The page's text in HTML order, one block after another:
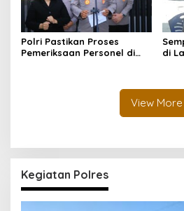
Polri Pastikan Proses
Pemeriksaan Personel di
di
View More
Kegiatan Polres